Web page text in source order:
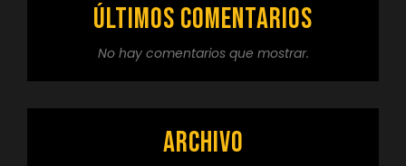
Últimos comentarios
No hay comentarios que mostrar.
Archivo